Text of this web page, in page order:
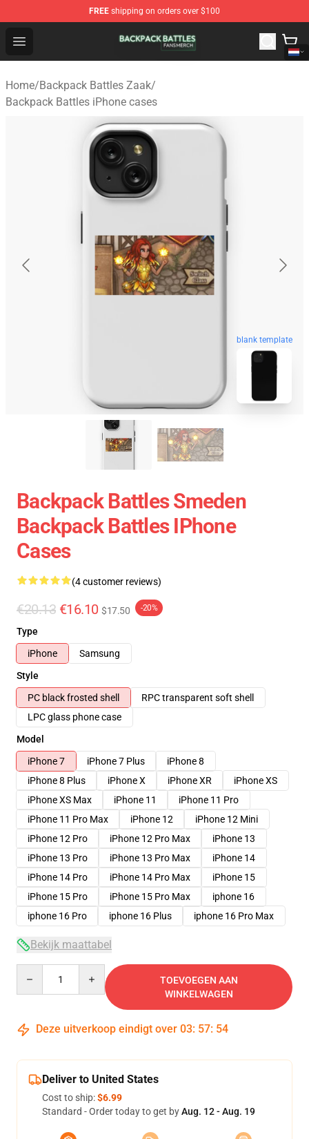
FREE shipping on orders over $100
Open menu
Backpack Battles Shop - Official Backpack Battles
Home/Backpack Battles Zaak/
Backpack Battles iPhone cases
blank template
Backpack Battles Smeden
Backpack Battles IPhone
Cases
(4 customer reviews)
€20.13 €16.10 $17.50 -20%
Type
iPhone
Samsung
Style
PC black frosted shell
RPC transparent soft shell
LPC glass phone case
Model
iPhone 7
iPhone 7 Plus
iPhone 8
iPhone 8 Plus
iPhone X iPhone XR
iPhone XS
iPhone XS Max
iPhone 11
iPhone 11 Pro
iPhone 11 Pro Max
iPhone 12
iPhone 12 Mini
iPhone 12 Pro
iPhone 12 Pro Max
iPhone 13
iPhone 13 Pro
iPhone 13 Pro Max
iPhone 14
iPhone 14 Pro
iPhone 14 Pro Max
iPhone 15
iPhone 15 Pro
iPhone 15 Pro Max
iphone 16
iphone 16 Pro
iphone 16 Plus iphone 16 Pro Max
Bekijk maattabel
TOEVOEGEN AAN
WINKELWAGEN
Deze uitverkoop eindigt over 03: 57: 54
Deliver to United States
Cost to ship:$6.99
Standard - Order today to get byAug. 12 - Aug. 19